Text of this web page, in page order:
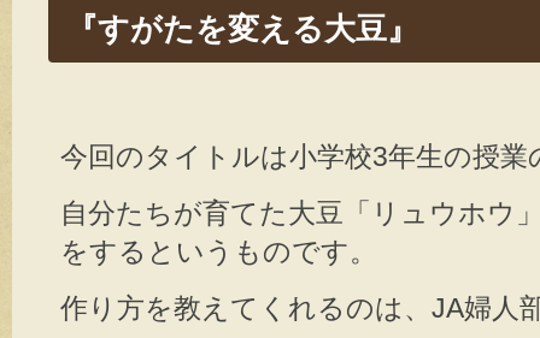
『すがたを変える大豆』
今回のタイトルは小学校3年生の授業
自分たちが育てた大豆「リュウホウ
をするというものです。
作り方を教えてくれるのは、JA婦人